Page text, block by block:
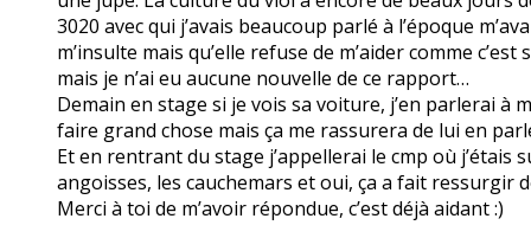
3020 avec qui j’avais beaucoup parlé à l’époque
m’insulte mais qu’elle refuse de m’aider comme
mais je n’ai eu aucune nouvelle de ce rapport…
Demain en stage si je vois sa voiture, j’en parlerai à
faire grand chose mais ça me rassurera de lui en
Et en rentrant du stage j’appellerai le cmp où
angoisses, les cauchemars et oui, ça a fait ressurgir
Merci à toi de m’avoir répondue, c’est déjà aidant :)